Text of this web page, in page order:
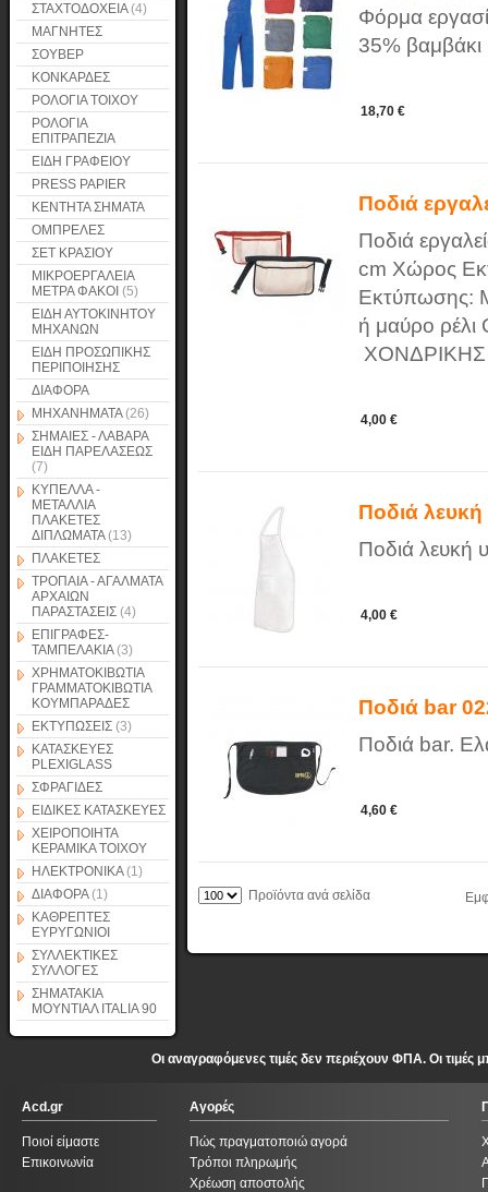
ΣΤΑΧΤΟΔΟΧΕΙΑ(4)
ΜΑΓΝΗΤΕΣ
ΣΟΥΒΕΡ
ΚΟΝΚΑΡΔΕΣ
ΡΟΛΟΓΙΑ ΤΟΙΧΟΥ
ΡΟΛΟΓΙΑ
ΕΠΙΤΡΑΠΕΖΙΑ
ΕΙΔΗ ΓΡΑΦΕΙΟΥ
PRESS PAPIER
ΚΕΝΤΗΤΑ ΣΗΜΑΤΑ
ΟΜΠΡΕΛΕΣ
ΣΕΤ ΚΡΑΣΙΟΥ
ΜΙΚΡΟΕΡΓΑΛΕΙΑ
ΜΕΤΡΑ ΦΑΚΟΙ (5)
ΕΙΔΗ ΑΥΤΟΚΙΝΗΤΟΥ
ΜΗΧΑΝΩΝ
ΕΙΔΗ ΠΡΟΣΩΠΙΚΗΣ
ΠΕΡΙΠΟΙΗΣΗΣ
ΔΙΑΦΟΡΑ
ΜΗΧΑΝΗΜΑΤΑ(26)
ΣΗΜΑΙΕΣ - ΛΑΒΑΡΑ
ΕΙΔΗ ΠΑΡΕΛΑΣΕΩΣ
(7)
ΚΥΠΕΛΛΑ -
ΜΕΤΑΛΛΙΑ
ΠΛΑΚΕΤΕΣ
ΔΙΠΛΩΜΑΤΑ(13)
ΠΛΑΚΕΤΕΣ
ΤΡΟΠΑΙΑ - ΑΓΑΛΜΑΤΑ
ΑΡΧΑΙΩΝ
ΠΑΡΑΣΤΑΣΕΙΣ (4)
ΕΠΙΓΡΑΦΕΣ-
ΤΑΜΠΕΛΑΚΙΑ(3)
ΧΡΗΜΑΤΟΚΙΒΩΤΙΑ
ΓΡΑΜΜΑΤΟΚΙΒΩΤΙΑ
ΚΟΥΜΠΑΡΑΔΕΣ
ΕΚΤΥΠΩΣΕΙΣ (3)
ΚΑΤΑΣΚΕΥΕΣ
PLEXIGLASS
ΣΦΡΑΓΙΔΕΣ
ΕΙΔΙΚΕΣ ΚΑΤΑΣΚΕΥΕΣ
ΧΕΙΡΟΠΟΙΗΤΑ
ΚΕΡΑΜΙΚΑ ΤΟΙΧΟΥ
ΗΛΕΚΤΡΟΝΙΚΑ(1)
ΔΙΑΦΟΡΑ(1)
ΚΑΘΡΕΠΤΕΣ
ΕΥΡΥΓΩΝΙΟΙ
ΣΥΛΛΕΚΤΙΚΕΣ
ΣΥΛΛΟΓΕΣ
ΣΗΜΑΤΑΚΙΑ
ΜΟΥΝΤΙΑΛ ITALIA 90
Φόρμα
35%
18,70 €
Ποδιά
Ποδιά
cm Χώρος
Εκτύπωσης:
ή μαύρο
4,00 €
Ποδιά
Ποδιά λευκή
4,00 €
Ποδιά bar
Ποδιά bar.
4,60 €
Προϊόντα ανά σελίδα
Οι αναγραφόμενες τιμές δεν περιέχουν ΦΠΑ. Οι
Acd.gr
Ποιοί είμαστε
Επικοινωνία
Αγορές
Πώς πραγματοποιώ αγορά
Τρόποι πληρωμής
Χρέωση αποστολής